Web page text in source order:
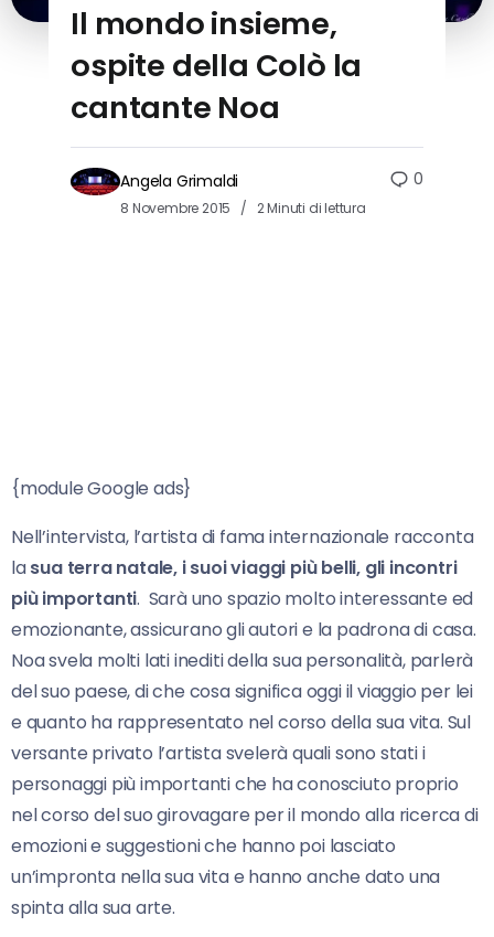
Il mondo insieme,
ospite della Colò la
cantante Noa
Angela Grimaldi
8 Novembre 2015 2 Minuti di lettura
0
{module Google ads}
Nell’intervista, l’artista di fama internazionale racconta
lasua terra natale, i suoi viaggi più belli, gli incontri
più importanti. Sarà uno spazio molto interessante ed
emozionante, assicurano gli autori e la padrona di casa.
Noa svela molti lati inediti della sua personalità, parlerà
del suo paese, di che cosa significa oggi il viaggio per lei
e quanto ha rappresentato nel corso della sua vita. Sul
versante privato l’artista svelerà quali sono stati i
personaggi più importanti che ha conosciuto proprio
nel corso del suo girovagare per il mondo alla ricerca di
emozioni e suggestioni che hanno poi lasciato
un’impronta nella sua vita e hanno anche dato una
spinta alla sua arte.